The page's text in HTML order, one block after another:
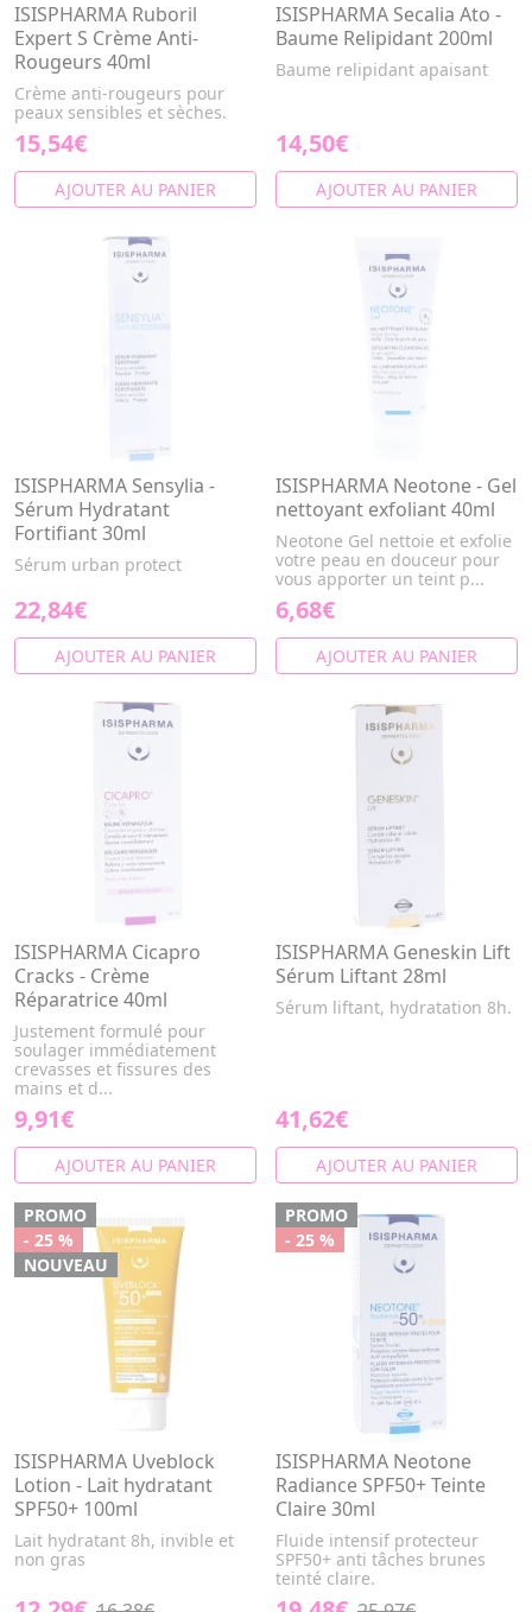
ISISPHARMA Ruboril
Expert S Crème Anti-
Rougeurs 40ml
Crème anti-rougeurs pour
peaux sensibles et sèches.
15,54€
AJOUTER AU PANIER
ISISPHARMA Secalia Ato -
Baume Relipidant 200ml
Baume relipidant apaisant
14,50€
AJOUTER AU PANIER
ISISPHARMA Sensylia -
Sérum Hydratant
Fortifiant 30ml
Sérum urban protect
22,84€
AJOUTER AU PANIER
ISISPHARMA Neotone - Gel
nettoyant exfoliant 40ml
Neotone Gel nettoie et exfolie
votre peau en douceur pour
vous apporter un teint p...
6,68€
AJOUTER AU PANIER
ISISPHARMA Cicapro
Cracks - Crème
Réparatrice 40ml
Justement formulé pour
soulager immédiatement
crevasses et fissures des
mains et d...
9,91€
AJOUTER AU PANIER
ISISPHARMA Geneskin Lift
Sérum Liftant 28ml
Sérum liftant, hydratation 8h.
41,62€
AJOUTER AU PANIER
PROMO
- 25 %
NOUVEAU
ISISPHARMA Uveblock
Lotion - Lait hydratant
SPF50+ 100ml
Lait hydratant 8h, invible et
non gras
PROMO
- 25 %
ISISPHARMA Neotone
Radiance SPF50+ Teinte
Claire 30ml
Fluide intensif protecteur
SPF50+ anti tâches brunes
teinté claire.